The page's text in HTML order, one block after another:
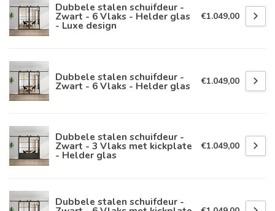
Dubbele stalen schuifdeur -
Zwart - 6 Vlaks - Helder glas
- Luxe design
€1.049,00
Dubbele stalen schuifdeur -
Zwart - 6 Vlaks - Helder glas €1.049,00
Dubbele stalen schuifdeur -
Zwart - 3 Vlaks met kickplate
- Helder glas
€1.049,00
Dubbele stalen schuifdeur -